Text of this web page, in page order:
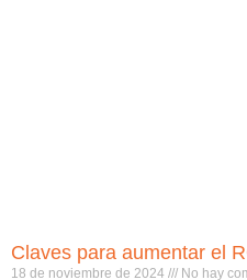
Claves para aumentar el
18 de noviembre de 2024 No hay